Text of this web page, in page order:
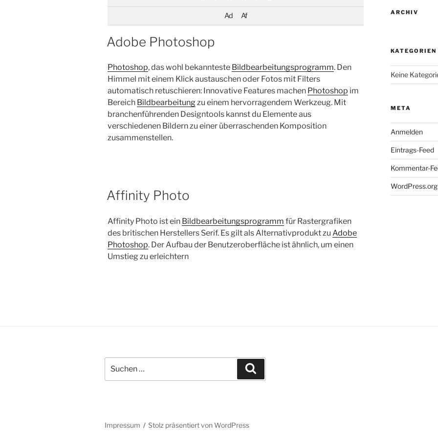
Ad Af
Adobe Photoshop
Photoshop, das wohl bekannteste Bildbearbeitungsprogramm. Den
Himmel mit einem Klick austauschen oder Fotos mit Filters
automatisch retuschieren: Innovative Features machen Photoshop im
Bereich Bildbearbeitungzu einem hervorragendem Werkzeug. Mit
branchenführenden Designtools kannst du Elemente aus
verschiedenen Bildern zu einer überraschenden Komposition
zusammenstellen.
Affinity Photo
Affinity Photo ist ein Bildbearbeitungsprogramm für Rastergrafiken
des britischen Herstellers Serif. Es gilt als Alternativprodukt zu Adobe
Photoshop. Der Aufbau der Benutzeroberfläche ist ähnlich, um einen
Umstieg zu erleichtern
ARCHIV
KATEGORIEN
Keine
META
Anmelden
Eintrags-Feed
Kommentar-
WordPress.org
nach:
Impressum Stolz präsentiert von WordPress